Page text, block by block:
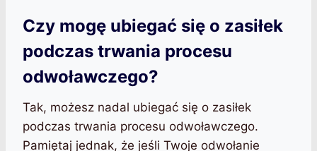
Czy mogę ubiegać się o zasiłek
podczas trwania procesu
odwoławczego?
Tak, możesz nadal ubiegać się o zasiłek
podczas trwania procesu odwoławczego.
Pamiętaj jednak, że jeśli Twoje odwołanie